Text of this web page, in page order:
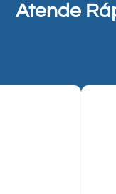
Atende